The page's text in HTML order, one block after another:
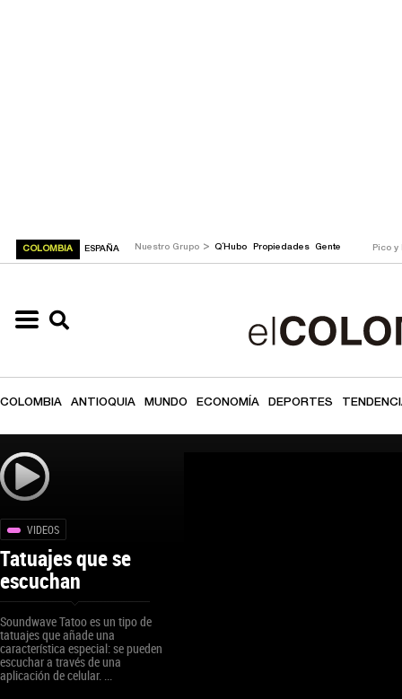
COLOMBIA ESPAÑA Nuestro Grupo > Q´Hubo Propiedades Gente Pico y
COLOMBIA ANTIOQUIA MUNDO ECONOMÍA DEPORTES
VIDEOS
Tatuajes que se
escuchan
Soundwave Tatoo es un tipo de
tatuajes que añade una
característica especial: se pueden
escuchar a través de una
aplicación de celular. ...